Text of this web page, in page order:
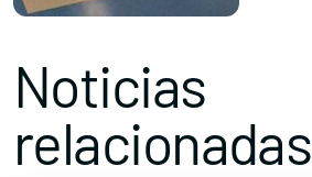
Noticias
relacionadas